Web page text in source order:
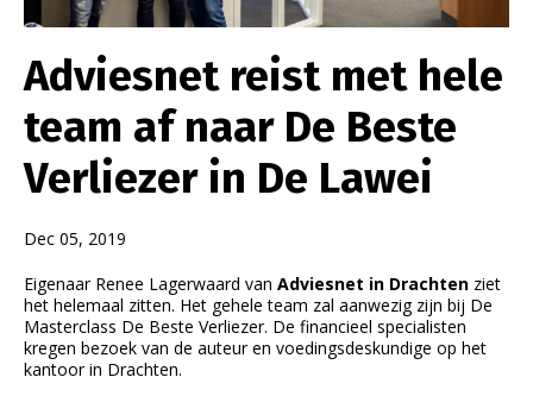
Adviesnet reist met hele
team af naar De Beste
Verliezer in De Lawei
Dec 05, 2019
Eigenaar Renee Lagerwaard van Adviesnet in Drachten ziet
het helemaal zitten. Het gehele team zal aanwezig zijn bij De
Masterclass De Beste Verliezer. De financieel specialisten
kregen bezoek van de auteur en voedingsdeskundige op het
kantoor in Drachten.